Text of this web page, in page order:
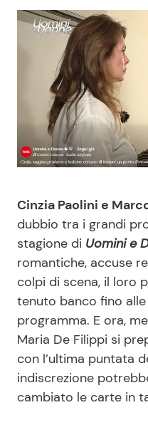
News Cinema
News Musica
News Spettacolo
Benessere
Casa
Moda e Style
Mondo Mamma
News benessere
Salute
Viaggi e Turismo
Cinzia Paolini e
dubbio tra i grandi
stagione di Uomini e
romantiche, accuse
colpi di scena, il loro
tenuto banco fino
programma. E ora,
Maria De Filippi si
con l’ultima puntata
indiscrezione
cambiato le carte in